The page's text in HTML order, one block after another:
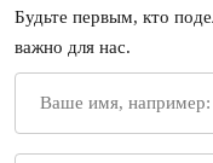
Будьте первым, кто
важно для нас.